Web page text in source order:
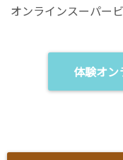
オンラインスーパー
体験オ